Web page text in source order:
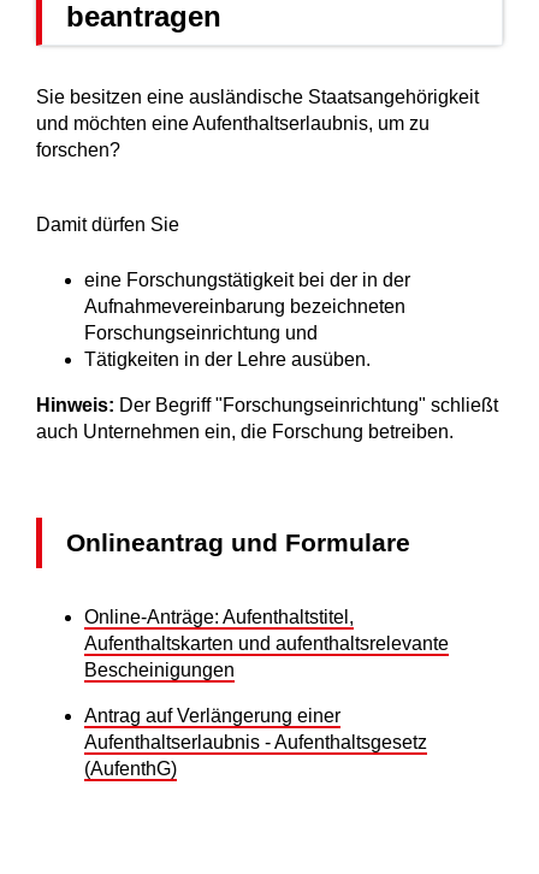
beantragen
Sie besitzen eine ausländische Staatsangehörigkeit
und möchten eine Aufenthaltserlaubnis, um zu
forschen?
Damit dürfen Sie
eine Forschungstätigkeit bei der in der
Aufnahmevereinbarung bezeichneten
Forschungseinrichtung und
Tätigkeiten in der Lehre ausüben.
Hinweis: Der Begriff "Forschungseinrichtung" schließt
auch Unternehmen ein, die Forschung betreiben.
Onlineantrag und Formulare
Online-Anträge: Aufenthaltstitel,
Aufenthaltskarten und aufenthaltsrelevante
Bescheinigungen
Antrag auf Verlängerung einer
Aufenthaltserlaubnis - Aufenthaltsgesetz
(AufenthG)